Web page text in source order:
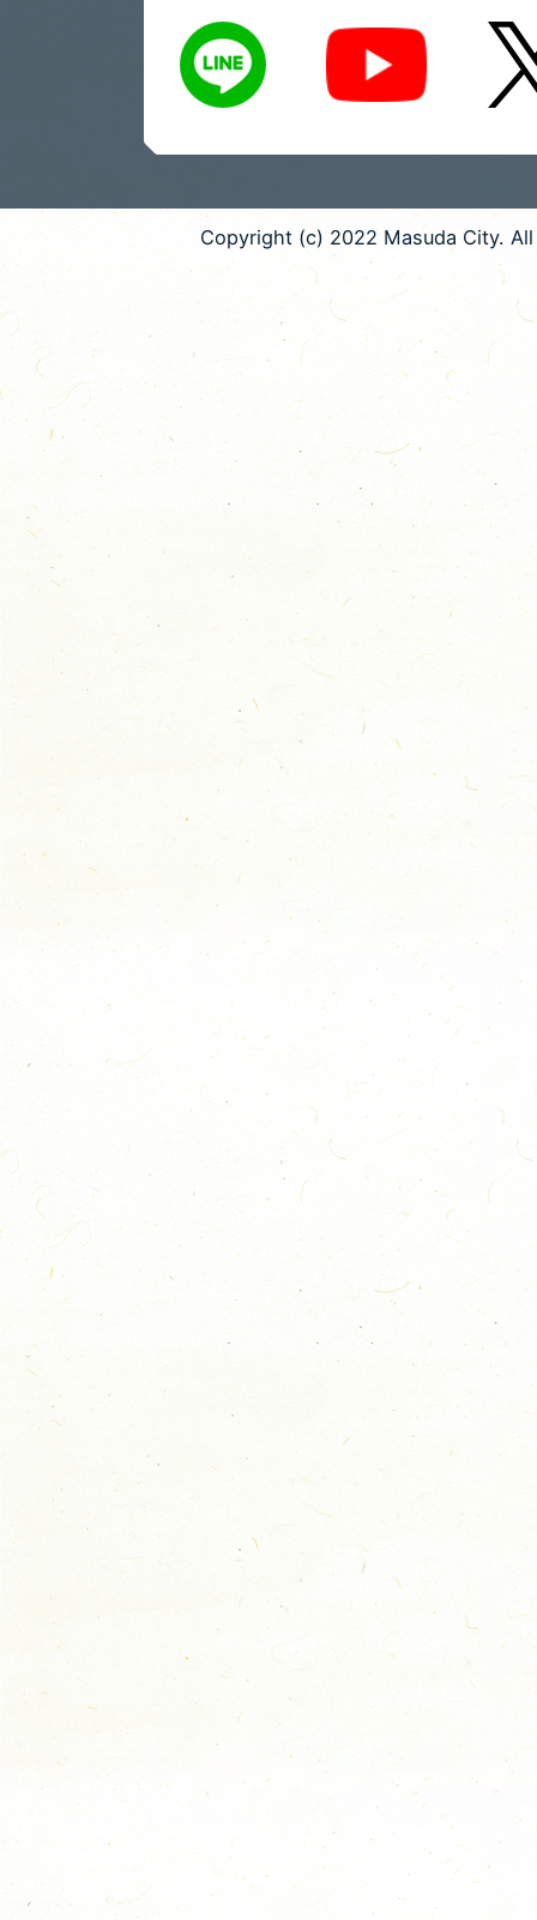
LINE
Youtube X
Copyright (c) 2022 Masuda City.